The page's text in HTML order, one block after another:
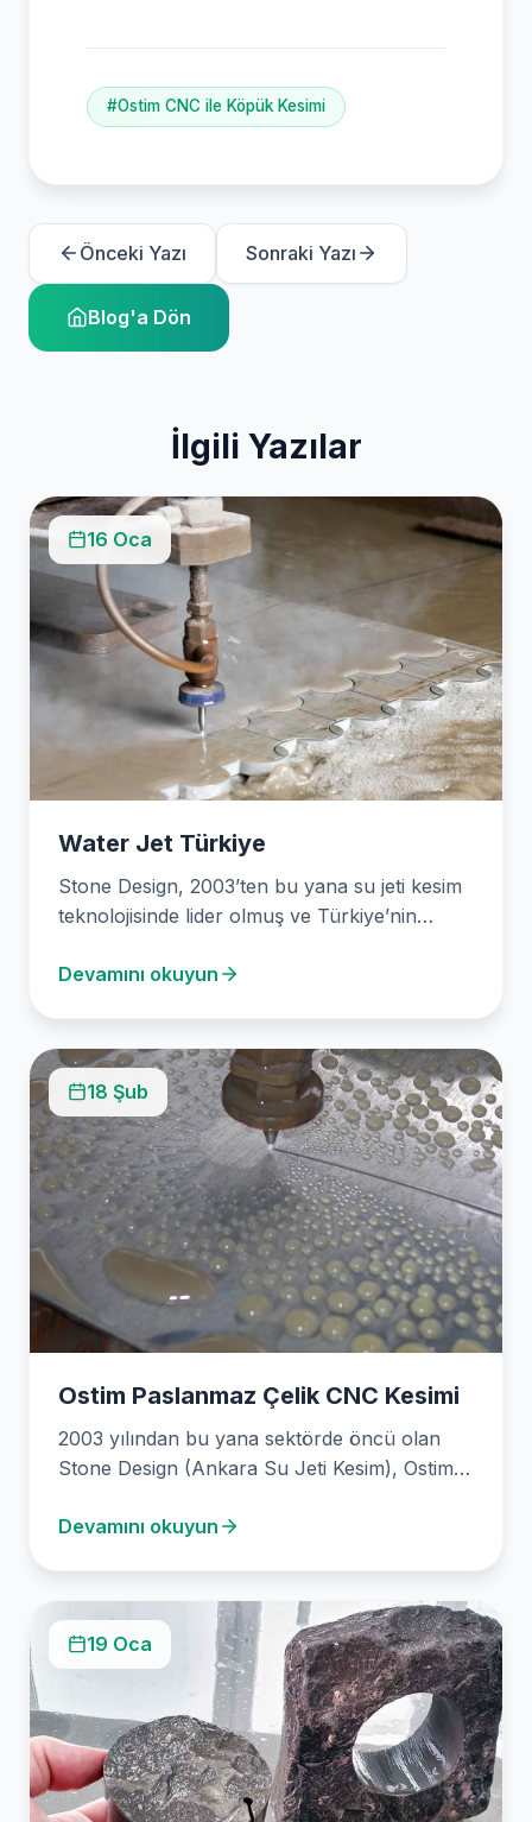
#Ostim CNC ile Köpük Kesimi
Önceki Yazı Sonraki Yazı
Blog'a Dön
İlgili Yazılar
16 Oca
Water Jet Türkiye
Stone Design, 2003’ten bu yana su jeti kesim
teknolojisinde lider olmuş ve Türkiye’nin
Devamını okuyun
18 Şub
Ostim Paslanmaz Çelik CNC Kesimi
2003 yılından bu yana sektörde öncü olan
Stone Design (Ankara Su Jeti Kesim), Ostim
Devamını okuyun
19 Oca